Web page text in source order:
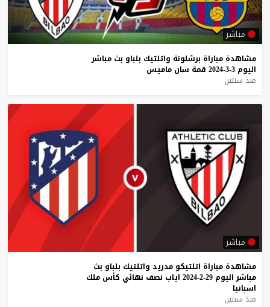
مباشر
مشاهدة مباراة برشلونة واتلتيك بلباو بث مباشر
اليوم 3-3-2024 قمة سان ماميس
منذ سنتين
مباشر
مشاهدة مباراة اتلتيكو مدريد واتلتيك بلباو بث
مباشر اليوم 29-2-2024 اياب نصف نهائي كأس ملك
اسبانيا
منذ سنتين